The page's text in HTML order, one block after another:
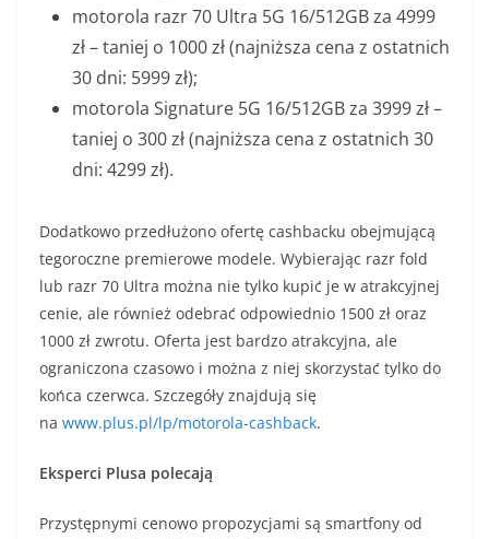
motorola razr 70 Ultra 5G 16/512GB za 4999
zł – taniej o 1000 zł (najniższa cena z ostatnich
30 dni: 5999 zł);
motorola Signature 5G 16/512GB za 3999 zł –
taniej o 300 zł (najniższa cena z ostatnich 30
dni: 4299 zł).
Dodatkowo przedłużono ofertę cashbacku obejmującą
tegoroczne premierowe modele. Wybierając razr fold
lub razr 70 Ultra można nie tylko kupić je w atrakcyjnej
cenie, ale również odebrać odpowiednio 1500 zł oraz
1000 zł zwrotu. Oferta jest bardzo atrakcyjna, ale
ograniczona czasowo i można z niej skorzystać tylko do
końca czerwca. Szczegóły znajdują się
na www.plus.pl/lp/motorola-cashback.
Eksperci Plusa polecają
Przystępnymi cenowo propozycjami są smartfony od